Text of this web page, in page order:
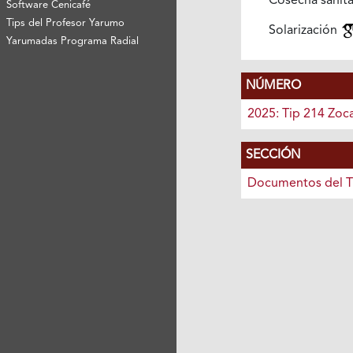
Software Cenicafé
Tips del Profesor Yarumo
Yarumadas Programa Radial
Solarización
NÚMERO
2025: Tip 214
SECCIÓN
Documentos del